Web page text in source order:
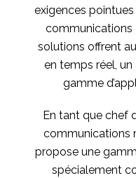
exigences
communications
solutions offrent
en temps réel,
gamme
En tant que chef
communications
propose une
spécialement